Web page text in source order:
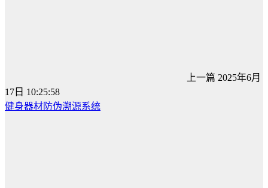
上一篇 2025年6月
17日 10:25:58
健身器材防伪溯源系统